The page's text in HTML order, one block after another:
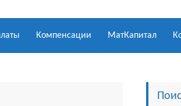
Компенсации МатКапитал